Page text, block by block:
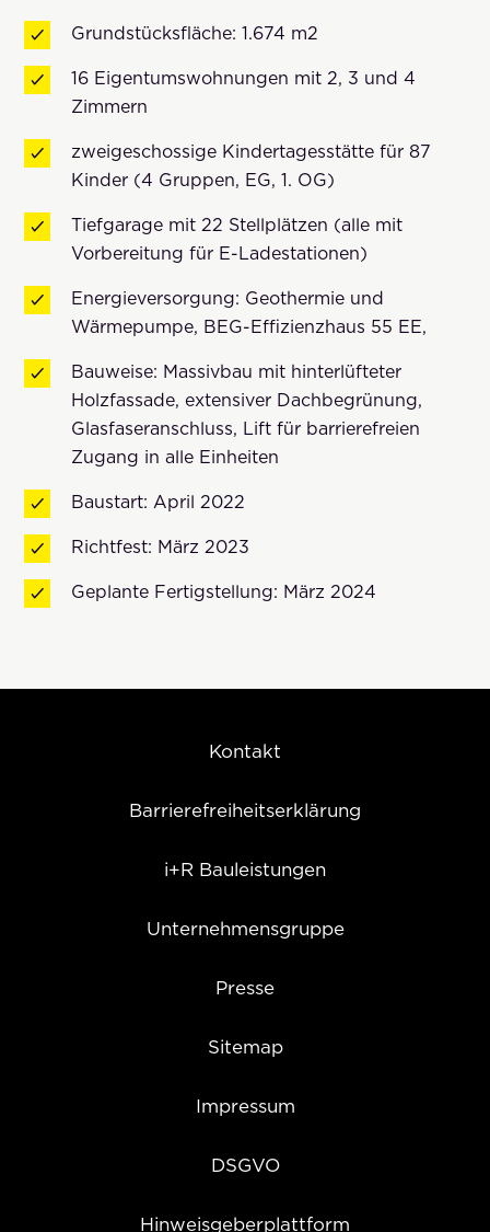
Grundstücksfläche: 1.674 m2
16 Eigentumswohnungen mit 2, 3 und 4
Zimmern
zweigeschossige Kindertagesstätte für 87
Kinder (4 Gruppen, EG, 1. OG)
Tiefgarage mit 22 Stellplätzen (alle mit
Vorbereitung für E-Ladestationen)
Energieversorgung: Geothermie und
Wärmepumpe, BEG-Effizienzhaus 55 EE,
Bauweise: Massivbau mit hinterlüfteter
Holzfassade, extensiver Dachbegrünung,
Glasfaseranschluss, Lift für barrierefreien
Zugang in alle Einheiten
Baustart: April 2022
Richtfest: März 2023
Geplante Fertigstellung: März 2024
Kontakt
Barrierefreiheitserklärung
i+R Bauleistungen
Unternehmensgruppe
Presse
Sitemap
Impressum
DSGVO
Hinweisgeberplattform